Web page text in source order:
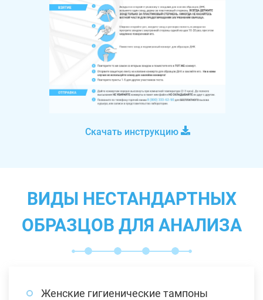
Скачать инструкцию
ВИДЫ НЕСТАНДАРТНЫХ
ОБРАЗЦОВ ДЛЯ АНАЛИЗА
Женские гигиенические тампоны